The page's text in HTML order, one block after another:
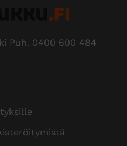
Puh. 0400 600 484